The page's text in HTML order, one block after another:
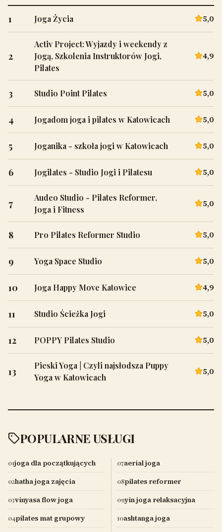
1 Joga Życia 5,0
2
Activ Project: Wyjazdy i weekendy z
Jogą, Szkolenia Instruktorów Jogi,
Pilates
4,9
3 Studio Point Pilates 5,0
4 Jogadom joga i pilates w Katowicach 5,0
5 Joganika - szkoła jogi w Katowicach 5,0
6 Jogilates - Studio Jogi i Pilatesu 5,0
7
Audeo Studio - Pilates Reformer,
Joga i Fitness
5,0
8 Pro Pilates Reformer Studio 5,0
9 Yoga Space Studio 5,0
10 Joga Happy Move Katowice 4,9
11 Studio Ścieżka Jogi 5,0
12 POPPY Pilates Studio 5,0
13
Pieski Yoga | Czyli najsłodsza Puppy
Yoga w Katowicach
5,0
POPULARNE USŁUGI
01joga dla początkujących
02hatha joga zajęcia
03vinyasa flow joga
04pilates mat grupowy
07aerial joga
08pilates reformer
09yin joga relaksacyjna
10ashtanga joga